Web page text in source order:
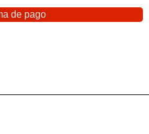
de pago